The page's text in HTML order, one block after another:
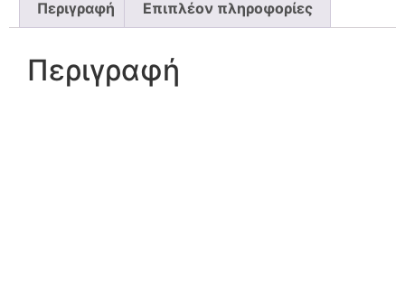
Περιγραφή Επιπλέον πληροφορίες
Περιγραφή